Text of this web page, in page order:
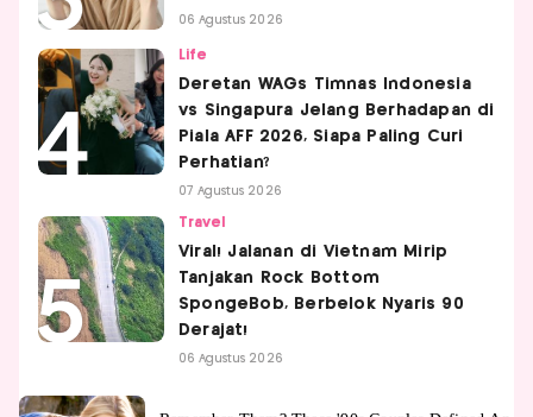
06 Agustus 2026
Life
Deretan WAGs Timnas Indonesia
vs Singapura Jelang Berhadapan di
Piala AFF 2026, Siapa Paling Curi
Perhatian?
07 Agustus 2026
Travel
Viral! Jalanan di Vietnam Mirip
Tanjakan Rock Bottom
SpongeBob, Berbelok Nyaris 90
Derajat!
06 Agustus 2026